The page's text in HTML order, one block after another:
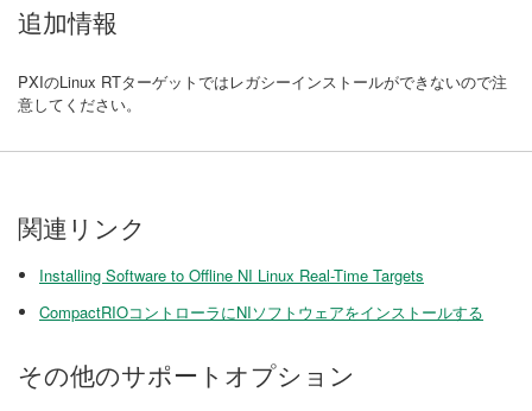
追加情報
PXIのLinux RTターゲットではレガシーインストールができないので注
意してください。
関連リンク
Installing Software to Offline NI Linux Real-Time Targets
CompactRIOコントローラにNIソフトウェアをインストールする
その他のサポートオプション